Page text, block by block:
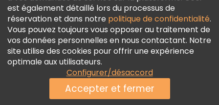
est également détaillé lors du processus de
réservation et dans notre politique de confidentialité.
Vous pouvez toujours vous opposer au traitement de
vos données personnelles en nous contactant. Notre
site utilise des cookies pour offrir une expérience
optimale aux utilisateurs.
Configurer/désaccord
Accepter et fermer